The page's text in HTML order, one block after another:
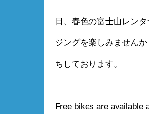
日、春色の富士山レン
ジングを楽しみません
ちしております。
Free bikes are available